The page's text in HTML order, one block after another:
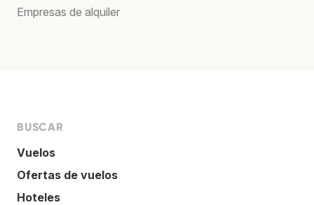
Empresas de alquiler
BUSCAR
Vuelos
Ofertas de vuelos
Hoteles